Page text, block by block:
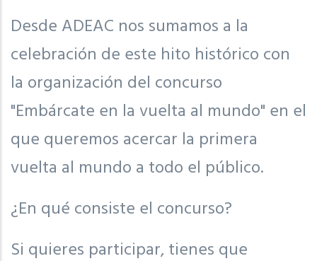
Desde ADEAC nos sumamos a la
celebración de este hito histórico con
la organización del concurso
"Embárcate en la vuelta al mundo" en el
que queremos acercar la primera
vuelta al mundo a todo el público.
¿En qué consiste el concurso?
Si quieres participar, tienes que